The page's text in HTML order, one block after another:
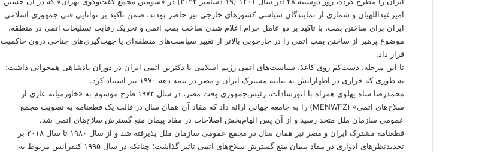
امیرعبداللهیان و شماری از نمایندگان سیاسی کشورهای خارجی نیز حاضر بودند، ضمن تاکید بر توانایی فنی جمهوری اسلامی
ایران برای ساختن بمب، با تاکید بر دو عامل حرام اعلام شدن ساخت بمب اتمی و تحریک رقابت تسلیحات اتمی در منطقه،
موضوع پرهیز از ساختن بمب اتمی را در چارچوبی بالاتر از تغییر سیاست‌های منطقه‌ای یا جهت‌گیری‌های جناحی درون حاکمیت
قرار داد.
تا این مرحله، دست‌کم روی کاغذ، سیاست‌های اتمی رژیم اسلامی با دکترین اتمی ایران در دوران پادشاهی همخوانی داشت؛
به طوری که خرازی در اظهاراتش به بیانیه مشترک ایران و مصر در نیمه دهه ۱۹۷۰ نیز استناد کرد.
محمدرضا شاه پهلوی همراه با انورسادات، رئیس‌جمهوری وقت مصر، در سال ۱۹۷۴ طرح موسوم به «خاورمیانه عاری از
سلاح‌های اتمی» (MENWFZ) را به جامعه جهانی ارائه داد که مفاد آن همان سال در قالب یک قطعنامه به تصویب مجمع
عمومی سازمان ملل متحد رسید و از آن پس الهام‌بخش اصلاحات در مفاد پیمان منع گسترش سلاح‌های اتمی شد.
قطعنامه مشترک ایران و مصر نیز همان سال در مجمع عمومی سازمان ملل پذیرفته شد و از سال ۱۹۸۰ تا سال ۲۰۱۸ بر
تجدیدنظرهای ادواری در مفاد پیمان منع گسترش سلاح‌های اتمی تاثیر گذاشت؛ چنانکه در سال ۱۹۹۵ کنفرانس مربوط به